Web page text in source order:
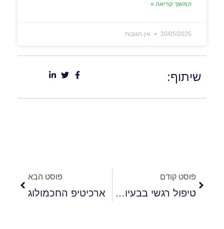
המשך קריאה »
20/05/2025 אין תגובות
שיתוף:
פוסט קודם
טיפול רגשי בבעיות של זהות מינית
פוסט הבא
ארכיטיפ החכמולוג